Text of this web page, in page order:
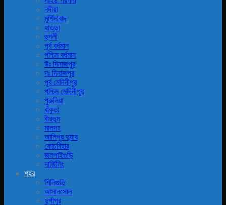
নদীয়া
মুর্শিদাবাদ
হাওড়া
হুগলী
পূর্ব বর্ধমান
পশ্চিম বর্ধমান
উঃ দিনাজপুর
দঃ দিনাজপুর
পূর্ব মেদিনীপুর
পশ্চিম মেদিনীপুর
পুরুলিয়া
বাঁকুড়া
বীরভুম
মালদহ
আলিপুর দুয়ার
কোচবিহার
জলপাইগুড়ি
দার্জিলিং
শহর
শিলিগুড়ি
আসানসোল
দুর্গাপুর